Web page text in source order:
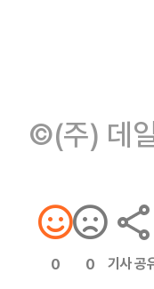
©(주) 데
0 0 기사 공